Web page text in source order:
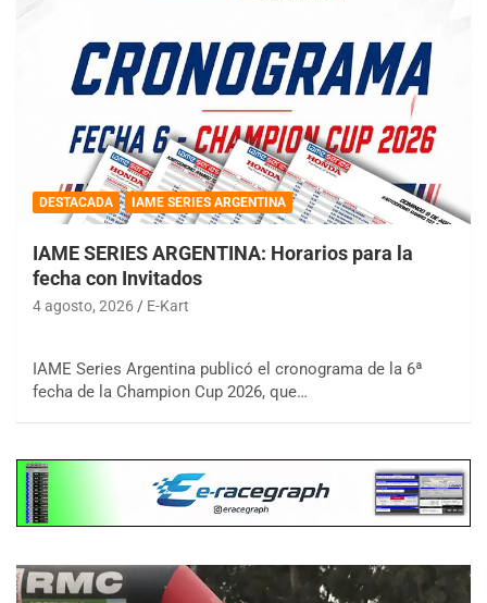
DESTACADA IAME SERIES ARGENTINA
IAME SERIES ARGENTINA: Horarios para la
fecha con Invitados
4 agosto, 2026 E-Kart
IAME Series Argentina publicó el cronograma de la 6ª
fecha de la Champion Cup 2026, que…